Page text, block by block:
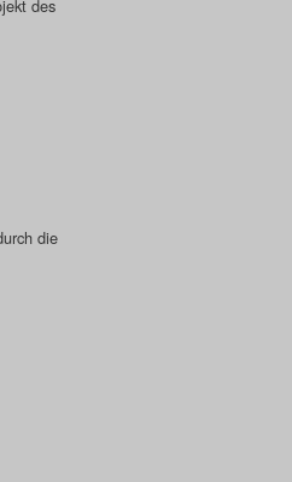
Blog
Blog
Blog
des
die